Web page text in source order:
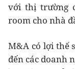
với thị trường
room cho nhà
M&A có lợi thế
đến các doanh